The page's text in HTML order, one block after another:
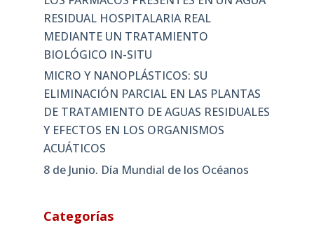
RESIDUAL HOSPITALARIA REAL
MEDIANTE UN TRATAMIENTO
BIOLÓGICO IN-SITU
MICRO Y NANOPLÁSTICOS: SU
ELIMINACIÓN PARCIAL EN LAS PLANTAS
DE TRATAMIENTO DE AGUAS RESIDUALES
Y EFECTOS EN LOS ORGANISMOS
ACUÁTICOS
8 de Junio. Día Mundial de los Océanos
Categorías